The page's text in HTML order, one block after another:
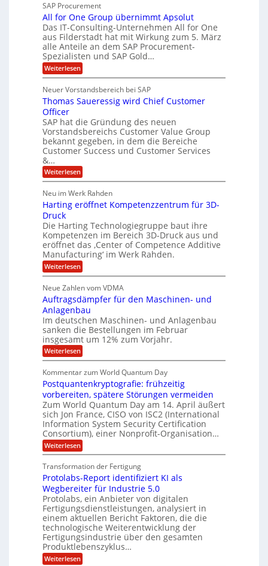
e
i
F
S
z
i
a
l
i
s
t
u
i
a
H
u
b
e
l
t
6
5
M
i
l
l
i
o
n
e
n
U
S
-
D
o
l
l
a
n
e
n
n
t
C
T
O
V
P
S
l
e
s
E
g
i
n
e
e
r
i
n
g
f
ü
r
M
E
A
u
n
d
L
a
t
e
i
n
a
m
e
r
i
-
S
e
c
u
r
i
t
y
y
s
e
m
S
t
e
l
a
r
i
n
V
r
s
i
o
n
3
.
2
SAP Procurement
All for One Group übernimmt Apsolut
Das IT-Consulting-Unternehmen All for One
aus Filderstadt hat mit Wirkung zum 5. März
alle Anteile an dem SAP Procurement-
Spezialisten und SAP Gold…
Weiterlesen:
A
l
f
r
O
n
e
G
o
u
p
ü
b
e
n
i
m
m
t
A
p
s
o
l
u
t
Neuer Vorstandsbereich bei SAP
Thomas Saueressig wird Chief Customer
Officer
SAP hat die Gründung des neuen
Vorstandsbereichs Customer Value Group
bekannt gegeben, in dem die Bereiche
Customer Success und Customer Services
&…
Weiterlesen:
T
o
m
S
a
u
e
r
e
s
i
g
w
i
r
d
C
h
i
e
f
C
u
s
t
o
m
e
r
O
ff
c
e
Neu im Werk Rahden
Harting eröffnet Kompetenzzentrum für 3D-
Druck
Die Harting Technologiegruppe baut ihre
Kompetenzen im Bereich 3D-Druck aus und
eröffnet das ‚Center of Competence Additive
Manufacturing‘ im Werk Rahden.
Weiterlesen:
H
r
t
i
n
g
e
r
ö
f
n
e
t
K
o
m
p
e
t
e
z
e
n
t
r
u
m
f
ü
r
3
Neue Zahlen vom VDMA
Auftragsdämpfer für den Maschinen- und
Anlagenbau
Im deutschen Maschinen- und Anlagenbau
sanken die Bestellungen im Februar
insgesamt um 12% zum Vorjahr.
Weiterlesen:
A
f
t
r
a
g
s
d
ä
m
p
e
f
ü
r
d
e
n
M
a
s
c
Kommentar zum World Quantum Day
Postquantenkryptografie: frühzeitig
vorbereiten, spätere Störungen vermeiden
Zum World Quantum Day am 14. April äußert
sich Jon France, CISO von ISC2 (International
Information System Security Certification
Consortium), einer Nonprofit-Organisation…
Weiterlesen:
P
s
t
q
u
a
n
t
e
n
k
r
y
Transformation der Fertigung
Protolabs-Report identifiziert KI als
Wegbereiter für Industrie 5.0
Protolabs, ein Anbieter von digitalen
Fertigungsdienstleistungen, analysiert in
einem aktuellen Bericht Faktoren, die die
technologische Weiterentwicklung der
Fertigungsindustrie über den gesamten
Produktlebenszyklus…
Weiterlesen: